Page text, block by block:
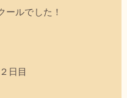
ールでした！
日目